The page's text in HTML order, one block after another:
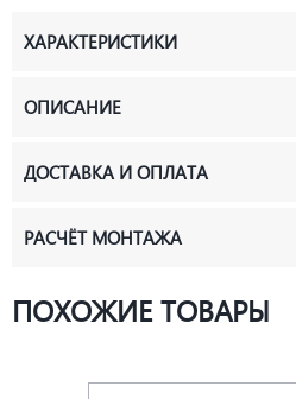
ХАРАКТЕРИСТИКИ
ОПИСАНИЕ
ДОСТАВКА И ОПЛАТА
РАСЧЁТ МОНТАЖА
ПОХОЖИЕ ТОВАРЫ